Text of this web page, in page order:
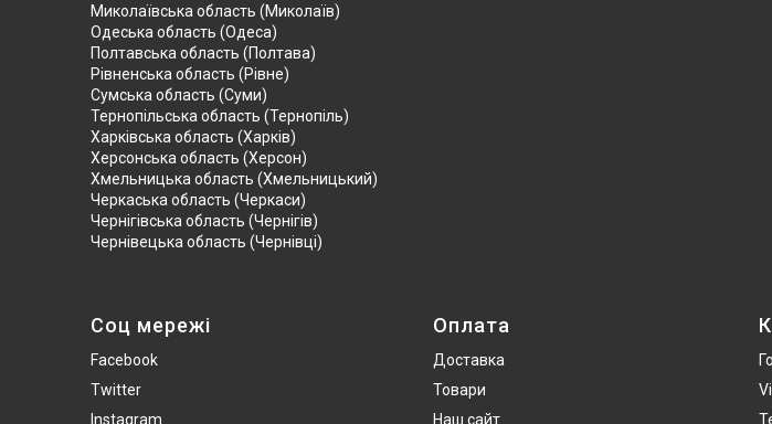
Миколаївська область (Миколаїв)
Одеська область (Одеса)
Полтавська область (Полтава)
Рівненська область (Рівне)
Сумська область (Суми)
Тернопільська область (Тернопіль)
Харківська область (Харків)
Херсонська область (Херсон)
Хмельницька область (Хмельницький)
Черкаська область (Черкаси)
Чернігівська область (Чернігів)
Чернівецька область (Чернівці)
Соц мережі
Facebook
Twitter
Instagram
Оплата
Доставка
Товари
Наш сайт